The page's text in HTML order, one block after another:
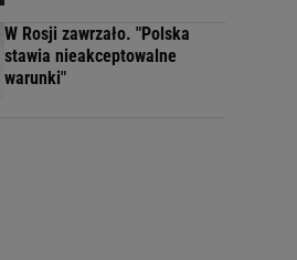
W Rosji zawrzało. "Polska
stawia nieakceptowalne
warunki"